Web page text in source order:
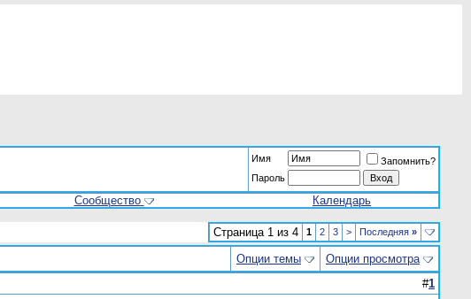
Имя
Запомнить?
Пароль
Сообщество Календарь
Страница 1 из 4 1 2 3 > Последняя »
Опции темы
Опции просмотра
#1